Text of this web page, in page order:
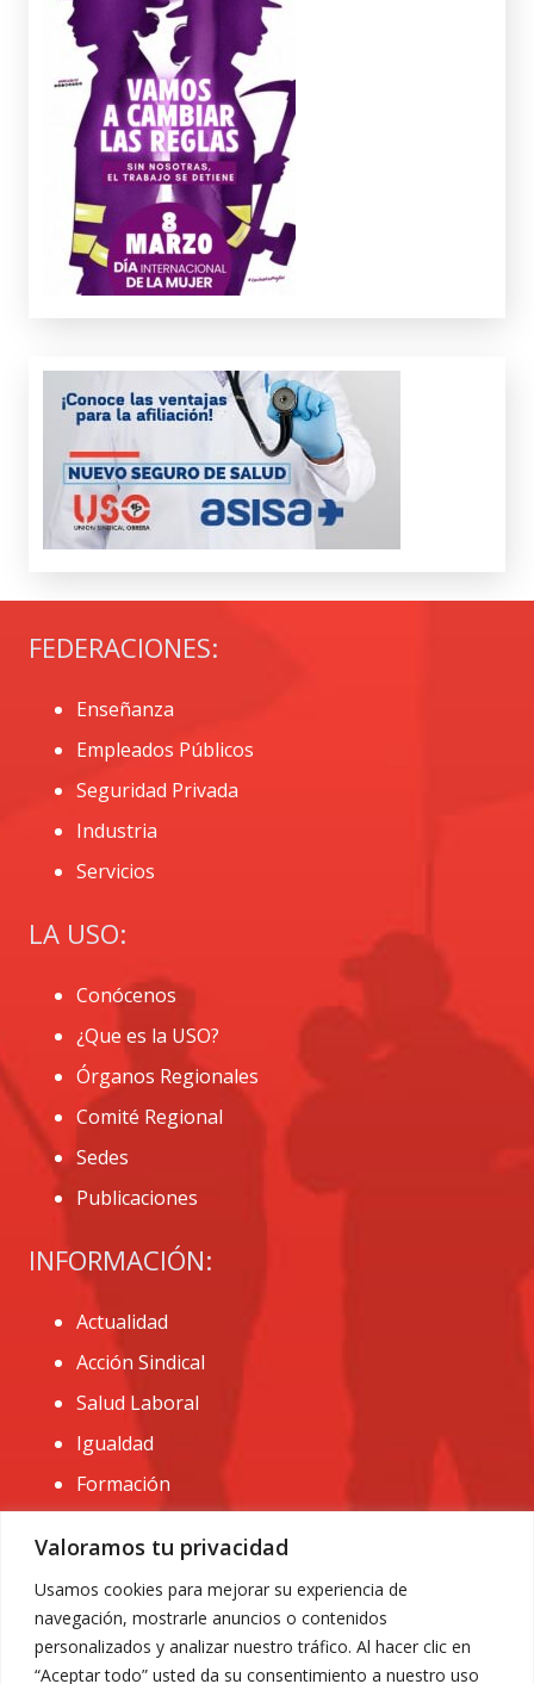
Valoramos tu privacidad
Usamos cookies para mejorar su experiencia de
navegación, mostrarle anuncios o contenidos
personalizados y analizar nuestro tráfico. Al hacer clic en
“Aceptar todo” usted da su consentimiento a nuestro uso
FEDERACIONES:
Enseñanza
Empleados Públicos
Seguridad Privada
Industria
Servicios
LA USO:
Conócenos
¿Que es la USO?
Órganos Regionales
Comité Regional
Sedes
Publicaciones
INFORMACIÓN:
Actualidad
Acción Sindical
Salud Laboral
Igualdad
Formación
CONTACTO:
administracion@usomurcia.org
968 25 01 20
C/ Huerto de las bombas nº6. 30009 Murcia